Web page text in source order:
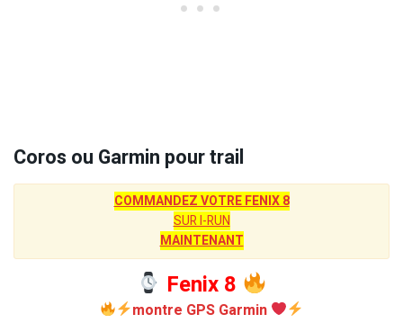
Coros ou Garmin pour trail
COMMANDEZ VOTRE FENIX 8
SUR I-RUN
MAINTENANT
Fenix 8
montre GPS Garmin